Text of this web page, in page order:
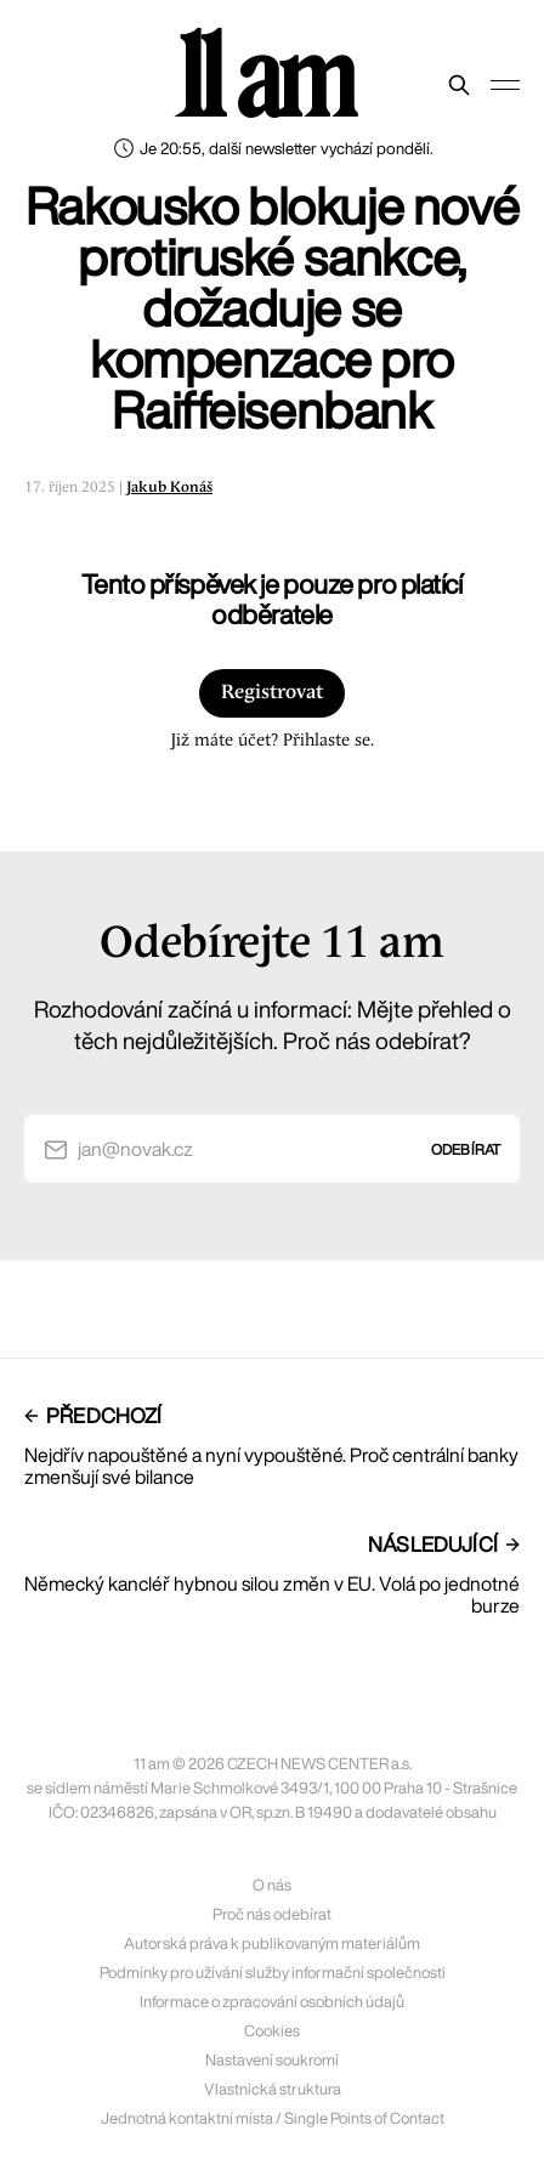
Je 20:55, další newsletter vychází pondělí.
11 am
Rakousko blokuje nové
protiruské sankce,
dožaduje se
kompenzace pro
Raiffeisenbank
17. říjen 2025 | Jakub Konáš
Tento příspěvek je pouze pro platící
odběratele
Registrovat
Již máte účet? Přihlaste se.
Odebírejte 11 am
Rozhodování začíná u informací: Mějte přehled o
těch nejdůležitějších. Proč nás odebírat?
jan@novak.cz ODEBÍRAT
PŘEDCHOZÍ
Nejdřív napouštěné a nyní vypouštěné. Proč centrální banky
zmenšují své bilance
NÁSLEDUJÍCÍ
Německý kancléř hybnou silou změn v EU. Volá po jednotné
burze
11 am © 2026 CZECH NEWS CENTER a.s.
se sídlem náměstí Marie Schmolkové 3493/1, 100 00 Praha 10 - Strašnice
IČO: 02346826, zapsána v OR, sp.zn. B 19490 a dodavatelé obsahu
O nás
Proč nás odebírat
Autorská práva k publikovaným materiálům
Podmínky pro užívání služby informační společnosti
Informace o zpracování osobních údajů
Cookies
Nastavení soukromí
Vlastnická struktura
Jednotná kontaktní místa / Single Points of Contact